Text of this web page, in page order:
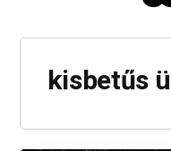
kisbetűs